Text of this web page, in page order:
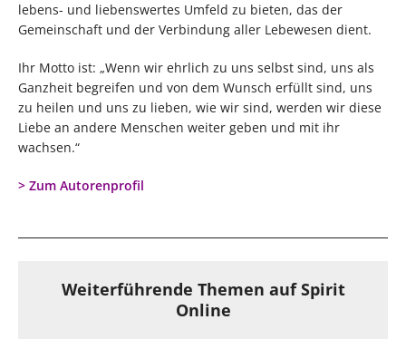
lebens- und liebenswertes Umfeld zu bieten, das der
Gemeinschaft und der Verbindung aller Lebewesen dient.
Ihr Motto ist: „Wenn wir ehrlich zu uns selbst sind, uns als
Ganzheit begreifen und von dem Wunsch erfüllt sind, uns
zu heilen und uns zu lieben, wie wir sind, werden wir diese
Liebe an andere Menschen weiter geben und mit ihr
wachsen.“
> Zum Autorenprofil
Weiterführende Themen auf Spirit
Online